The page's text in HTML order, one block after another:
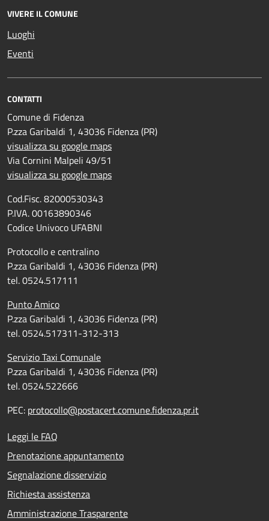
VIVERE IL COMUNE
Luoghi
Eventi
CONTATTI
Comune di Fidenza
P.zza Garibaldi 1, 43036 Fidenza (PR)
visualizza su google maps
Via Cornini Malpeli 49/51
visualizza su google maps
Cod.Fisc. 82000530343
P.IVA. 00163890346
Codice Univoco UFABNI
Protocollo e centralino
P.zza Garibaldi 1, 43036 Fidenza (PR)
tel. 0524.517111
Punto Amico
P.zza Garibaldi 1, 43036 Fidenza (PR)
tel. 0524.517311-312-313
Servizio Taxi Comunale
P.zza Garibaldi 1, 43036 Fidenza (PR)
tel. 0524.522666
PEC: protocollo@postacert.comune.fidenza.pr.it
Leggi le FAQ
Prenotazione appuntamento
Segnalazione disservizio
Richiesta assistenza
Amministrazione Trasparente